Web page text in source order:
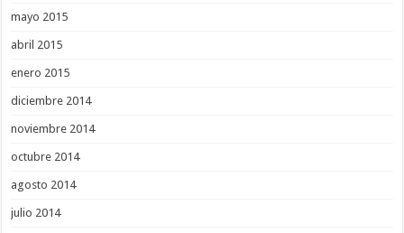
mayo 2015
abril 2015
enero 2015
diciembre 2014
noviembre 2014
octubre 2014
agosto 2014
julio 2014